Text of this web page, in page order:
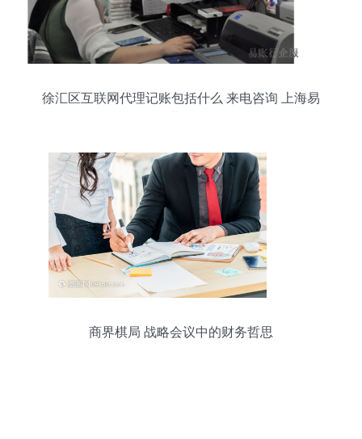
徐汇区互联网代理记账包括什么 来电咨询 上海易
商界棋局 战略会议中的财务哲思